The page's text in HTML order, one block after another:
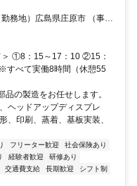
＞ ①8：15～17：10 ②15：
べて実働8時間（休憩55
の製造をお任せします。
ヘッドアップディスプレ
、印刷、蒸着、基板実装、
フリーター歓迎
社会保険あり
経験者歓迎
研修あり
交通費支給 長期歓迎
シフト制